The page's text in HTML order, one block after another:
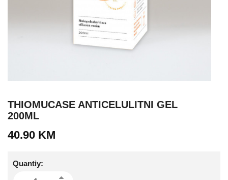
THIOMUCASE ANTICELULITNI GEL
200ML
40.90 KM
Quantiy: